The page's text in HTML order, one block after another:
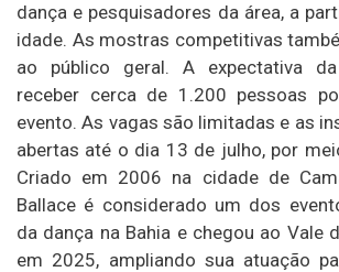
dança e pesquisadores da área, a
idade. As mostras competitivas
ao público geral. A expectativa
receber cerca de 1.200 pessoas
evento. As vagas são limitadas e as
abertas até o dia 13 de julho, por
Criado em 2006 na cidade de
Ballace é considerado um dos
da dança na Bahia e chegou ao Vale
em 2025, ampliando sua atuação